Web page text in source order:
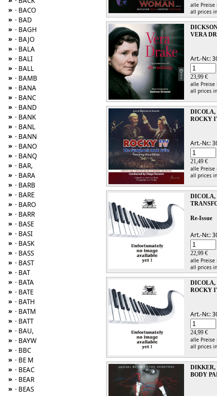
» · BACO
» · BAD
» · BAGH
» · BAJO
» · BALA
» · BALI
» · BALL
» · BAMB
» · BANA
» · BANC
» · BAND
» · BANK
» · BANL
» · BANN
» · BANO
» · BANQ
» · BAR,
» · BARA
» · BARB
» · BARE
» · BARO
» · BARR
» · BASE
» · BASI
» · BASK
» · BASS
» · BAST
» · BAT
» · BATA
» · BATE
» · BATH
» · BATM
» · BATT
» · BAU,
» · BAYW
» · BBC
» · BE M
» · BEAC
» · BEAR
» · BEAS
alle
all prices
VERA
Art.-Nr.:
23,99 €
alle
all prices
ROCKY
Art.-Nr.:
21,49 €
alle
all prices
DICOLA,
Re-Issue
Art.-Nr.:
22,99 €
alle
all prices
DICOLA,
ROCKY
Art.-Nr.:
24,99 €
alle
all prices
DIKKER,
BODY